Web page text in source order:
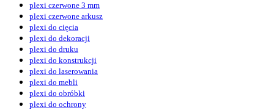
plexi czerwone 3 mm
plexi czerwone arkusz
plexi do cięcia
plexi do dekoracji
plexi do druku
plexi do konstrukcji
plexi do laserowania
plexi do mebli
plexi do obróbki
plexi do ochrony